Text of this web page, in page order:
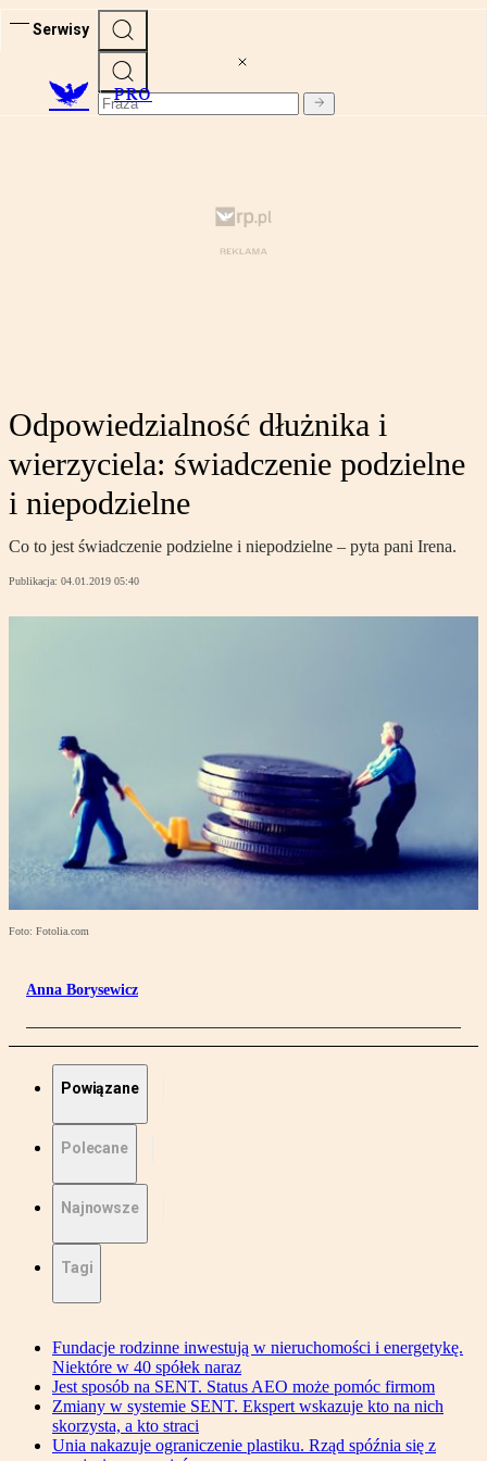
Serwisy
PRO
Odpowiedzialność dłużnika i
wierzyciela: świadczenie podzielne
i niepodzielne
Co to jest świadczenie podzielne i niepodzielne – pyta pani Irena.
Publikacja: 04.01.2019 05:40
Foto: Fotolia.com
Anna Borysewicz
Powiązane
Polecane
Najnowsze
Tagi
Fundacje rodzinne inwestują w nieruchomości i energetykę.
Niektóre w 40 spółek naraz
Jest sposób na SENT. Status AEO może pomóc firmom
Zmiany w systemie SENT. Ekspert wskazuje kto na nich
skorzysta, a kto straci
Unia nakazuje ograniczenie plastiku. Rząd spóźnia się z